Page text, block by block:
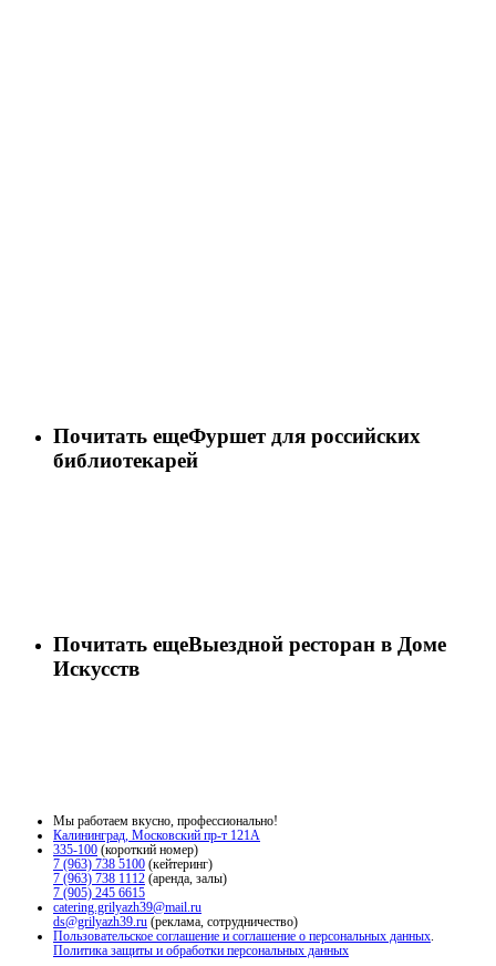
Почитать ещеФуршет для российских
библиотекарей
Почитать ещеВыездной ресторан в Доме
Искусств
Мы работаем вкусно, профессионально!
Калининград, Московский пр-т 121А
335-100 (короткий номер)
7 (963) 738 5100 (кейтеринг)
7 (963) 738 1112 (аренда, залы)
7 (905) 245 6615
catering.grilyazh39@mail.ru
ds@grilyazh39.ru (реклама, сотрудничество)
Пользовательское соглашение и соглашение о персональных данных.
Политика защиты и обработки персональных данных